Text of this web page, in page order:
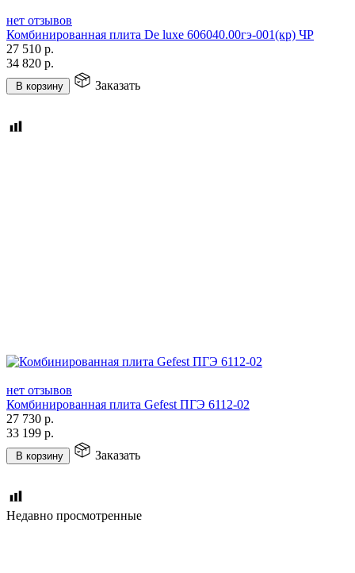
нет отзывов
Комбинированная плита De luxe 606040.00гэ-001(кр) ЧР
27 510 р.
34 820 р.
В корзину Заказать
нет отзывов
Комбинированная плита Gefest ПГЭ 6112-02
27 730 р.
33 199 р.
В корзину Заказать
Недавно просмотренные